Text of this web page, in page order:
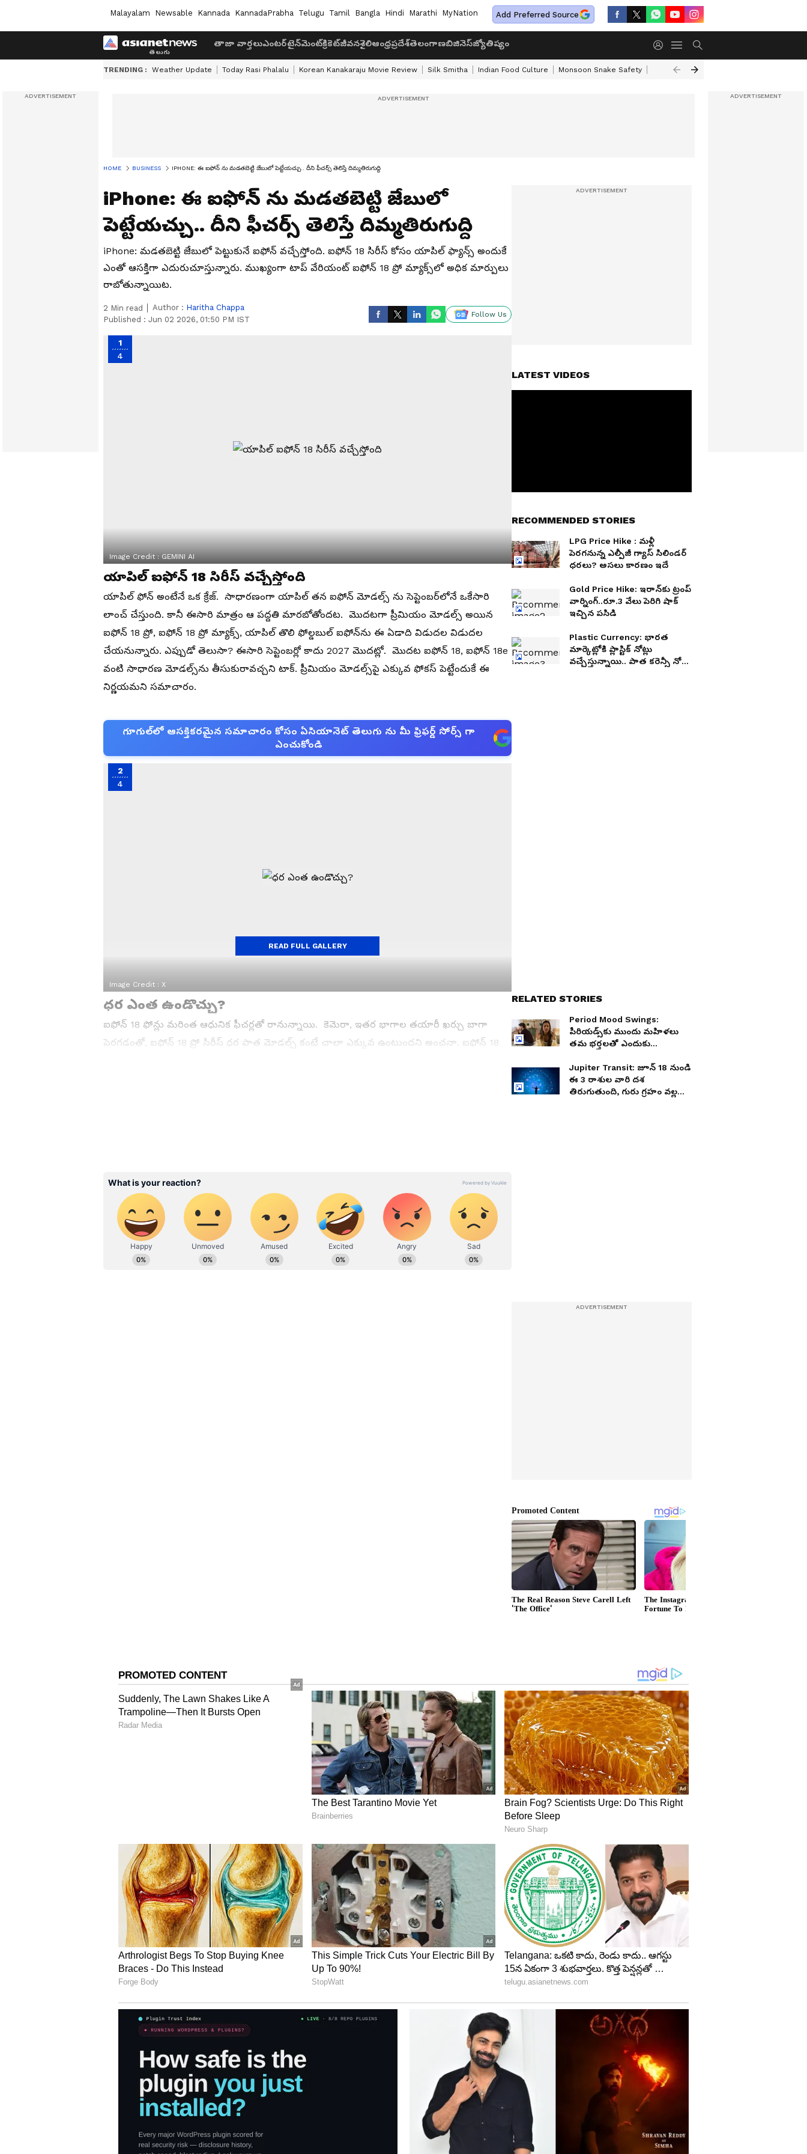
Malayalam Newsable Kannada KannadaPrabha Telugu Tamil Bangla Hindi Marathi MyNation Add Preferred Source
తాజా వార్తలుఎంటర్‌టైన్‌మెంట్క్రికెట్జీవనశైలిఆంధ్రప్రదేశ్తెలంగాణబిజినెస్జ్యోతిష్యం
TRENDING : Weather Update Today Rasi Phalalu Korean Kanakaraju Movie Review Silk Smitha Indian Food Culture Monsoon Snake Safety Akkineni Nageswara Rao
HOME BUSINESS IPHONE: ఈ ఐఫోన్ ను మడతబెట్టి జేబులో పెట్టేయచ్చు.. దీని ఫీచర్స్ తెలిస్తే దిమ్మతిరుగుద్ది
iPhone: ఈ ఐఫోన్ ను మడతబెట్టి జేబులో
పెట్టేయచ్చు.. దీని ఫీచర్స్ తెలిస్తే దిమ్మతిరుగుద్ది
iPhone: మడతబెట్టి జేబులో పెట్టుకునే ఐఫోన్ వచ్చేస్తోంది. ఐఫోన్ 18 సిరీస్ కోసం యాపిల్ ఫ్యాన్స్ అందుకే
ఎంతో ఆసక్తిగా ఎదురుచూస్తున్నారు. ముఖ్యంగా టాప్ వేరియంట్ ఐఫోన్ 18 ప్రో మ్యాక్స్‌లో అధిక మార్పులు
రాబోతున్నాయిట.
2 Min read Author : Haritha Chappa
Published : Jun 02 2026, 01:50 PM IST
Follow Us
1
4
Image Credit : GEMINI AI
యాపిల్ ఐఫోన్ 18 సిరీస్ వచ్చేస్తోంది
యాపిల్ ఫోన్ అంటేనే ఒక క్రేజ్. సాధారణంగా యాపిల్ తన ఐఫోన్ మోడల్స్ ను సెప్టెంబర్‌లోనే ఒకేసారి
లాంచ్ చేస్తుంది. కానీ ఈసారి మాత్రం ఆ పద్దతి మారబోతోందట. మొదటగా ప్రీమియం మోడల్స్ అయిన
ఐఫోన్ 18 ప్రో, ఐఫోన్ 18 ప్రో మ్యాక్స్, యాపిల్ తొలి ఫోల్డబుల్ ఐఫోన్‌ను ఈ ఏడాది విడుదల విడుదల
చేయనున్నారు. ఎప్పుడో తెలుసా? ఈసారి సెప్టెంబర్లో కాదు 2027 మొదట్లో. మొదట ఐఫోన్ 18, ఐఫోన్ 18e
వంటి సాధారణ మోడల్స్‌ను తీసుకురావచ్చని టాక్. ప్రీమియం మోడల్స్‌పై ఎక్కువ ఫోకస్ పెట్టేందుకే ఈ
నిర్ణయమని సమాచారం.
గూగుల్‌లో ఆసక్తికరమైన సమాచారం కోసం ఏసియానెట్ తెలుగు ను మీ ఫ్రిఫర్డ్ సోర్స్ గా
ఎంచుకోండి
2
4
Image Credit : X
ధర ఎంత ఉండొచ్చు?
ఐఫోన్ 18 ఫోన్లు మరింత ఆధునిక ఫీచర్లతో రానున్నాయి. కెమెరా, ఇతర భాగాల తయారీ ఖర్చు బాగా
పెరగడంతో, ఐఫోన్ 18 ప్రో సిరీస్ ధర పాత మోడల్స్ కంటే చాలా ఎక్కువ ఉంటుందని అంచనా. ఐఫోన్ 18
భర్తలతో ఎందుకు గొడవపడతారో
తెలుసా?
గురు గ్రహం వల్ల ప్రమోషన్
4
మడతపెట్టే ఐఫోన్
ఐఫోన్ 18 సిరీస్‌తో పాటే యాపిల్ తన మొదటి ఫోల్డబుల్ ఫోన్‌ను పరిచయం చేయొచ్చు. దీనికి ఐఫోన్ ఫోల్డ్
(iPhone Fold) లేదా ఐఫోన్ అల్ట్రా (iPhone Ultra) అని పేరు పెట్టే అవకాశం ఉంది.• ఇది 7.8 అంగుళాల
ఇన్నర్ డిస్‌ప్లే, 5.5 అంగుళాల ఔటర్ డిస్‌ప్లేతో పుస్తకంలా మడిచే (Book-style) డిజైన్‌లో ఉంటుందని
చెబుతున్నారు.• ఫోల్డబుల్ స్క్రీన్లపై సాధారణంగా కనిపించే 'క్రీజ్' (ముడత) లేకుండా ఉండేలా యాపిల్
READ FULL GALLERY
LATEST VIDEOS
RECOMMENDED STORIES
LPG Price Hike : మళ్లీ
పెరగనున్న ఎల్పీజీ గ్యాస్ సిలిండర్
ధరలు? అసలు కారణం ఇదే
Gold Price Hike: ఇరాన్‌కు ట్రంప్
వార్నింగ్..రూ.3 వేలు పెరిగి షాక్
ఇచ్చిన పసిడి
Plastic Currency: భారత
మార్కెట్లోకి ప్లాస్టిక్ నోట్లు
వచ్చేస్తున్నాయి.. పాత కరెన్సీ నోట్ల
RELATED STORIES
Period Mood Swings:
పీరియడ్స్‌కు ముందు మహిళలు
తమ భర్తలతో ఎందుకు
Jupiter Transit: జూన్ 18 నుండి
ఈ 3 రాశుల వారి దశ
తిరుగుతుంది, గురు గ్రహం వల్ల